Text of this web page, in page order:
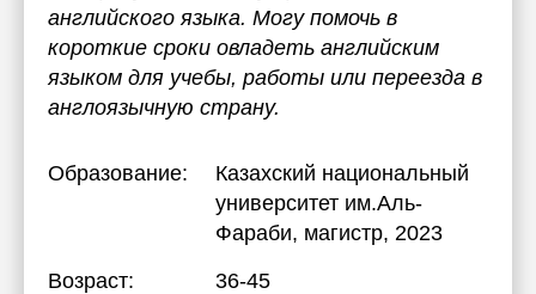
английского языка. Могу помочь в
короткие сроки овладеть английским
языком для учебы, работы или переезда в
англоязычную страну.
Образование:
Казахский национальный
университет им.Аль-
Фараби, магистр, 2023
Возраст:
36-45